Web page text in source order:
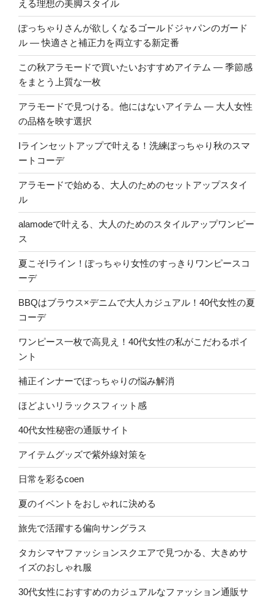
える理想の美脚スタイル
ぽっちゃりさんが欲しくなるゴールドジャパンのガード
ル ― 快適さと補正力を両立する新定番
この秋アラモードで買いたいおすすめアイテム ― 季節感
をまとう上質な一枚
アラモードで見つける。他にはないアイテム ― 大人女性
の品格を映す選択
Iラインセットアップで叶える！洗練ぽっちゃり秋のスマ
ートコーデ
アラモードで始める、大人のためのセットアップスタイ
ル
alamodeで叶える、大人のためのスタイルアップワンピー
ス
夏こそIライン！ぽっちゃり女性のすっきりワンピースコ
ーデ
BBQはブラウス×デニムで大人カジュアル！40代女性の夏
コーデ
ワンピース一枚で高見え！40代女性の私がこだわるポイ
ント
補正インナーでぽっちゃりの悩み解消
ほどよいリラックスフィット感
40代女性秘密の通販サイト
アイテムグッズで紫外線対策を
日常を彩るcoen
夏のイベントをおしゃれに決める
旅先で活躍する偏向サングラス
タカシマヤファッションスクエアで見つかる、大きめサ
イズのおしゃれ服
30代女性におすすめのカジュアルなファッション通販サ